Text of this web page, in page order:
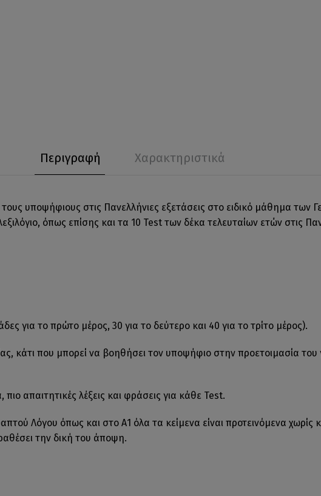
Περιγραφή Χαρακτηριστικά
υποψήφιους στις Πανελλήνιες εξετάσεις στο ειδικό μάθημα των
όπως επίσης και τα 10 Test των δέκα τελευταίων ετών στις
για το πρώτο μέρος, 30 για το δεύτερο και 40 για το τρίτο μέρος).
κάτι που μπορεί να βοηθήσει τον υποψήφιο στην προετοιμασία του
απαιτητικές λέξεις και φράσεις για κάθε Test.
Λόγου όπως και στο Α1 όλα τα κείμενα είναι προτεινόμενα χωρίς
την δική του άποψη.